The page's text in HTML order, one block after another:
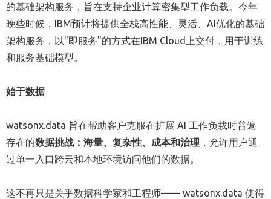
的基础架构服务，旨在支持企业计算密集型工作负载。今年
晚些时候，IBM预计将提供全栈高性能、灵活、AI优化的基础
架构服务，以"即服务"的方式在IBM Cloud上交付，用于训练
和服务基础模型。
始于数据
watsonx.data 旨在帮助客户克服在扩展 AI 工作负载时普遍
存在的数据挑战：海量、复杂性、成本和治理 ，允许用户通
过单一入口跨云和本地环境访问他们的数据。
这不再只是关乎数据科学家和工程师—— watsonx.data 使得